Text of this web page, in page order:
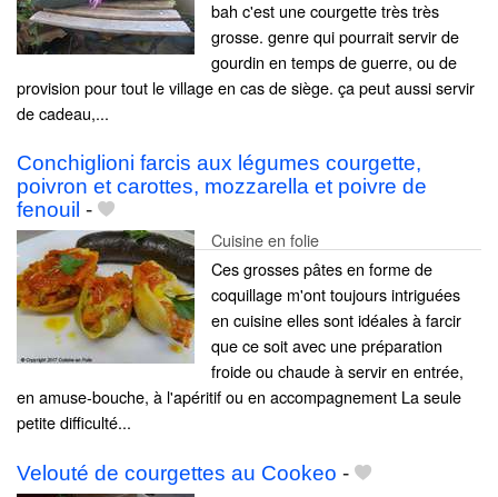
bah c'est une courgette très très
grosse. genre qui pourrait servir de
gourdin en temps de guerre, ou de
provision pour tout le village en cas de siège. ça peut aussi servir
de cadeau,...
Conchiglioni farcis aux légumes courgette,
poivron et carottes, mozzarella et poivre de
fenouil -
Cuisine en folie
Ces grosses pâtes en forme de
coquillage m'ont toujours intriguées
en cuisine elles sont idéales à farcir
que ce soit avec une préparation
froide ou chaude à servir en entrée,
en amuse-bouche, à l'apéritif ou en accompagnement La seule
petite difficulté...
Velouté de courgettes au Cookeo -